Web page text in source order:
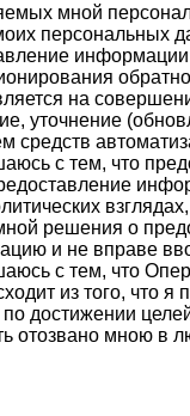
мной
персональных
информации
на
уточнение
средств
с тем, что
решения о
и не вправе
с тем, что
из того, что
по достижении
отозвано мною в